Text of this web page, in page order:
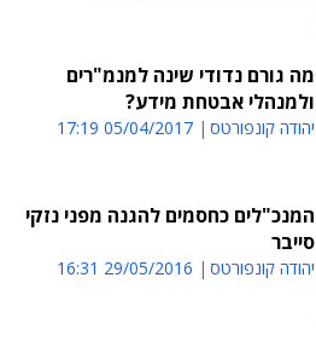
מה גורם נדודי שינה למנמ"רים
ולמנהלי אבטחת מידע?
יהודה קונפורטס 05/04/2017 17:19
המנכ"לים כחסמים להגנה מפני נזקי
סייבר
יהודה קונפורטס 29/05/2016 16:31